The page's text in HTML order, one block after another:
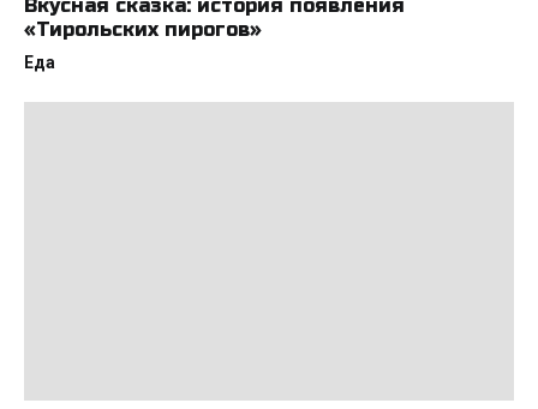
Вкусная сказка: история появления
«Тирольских пирогов»
Еда